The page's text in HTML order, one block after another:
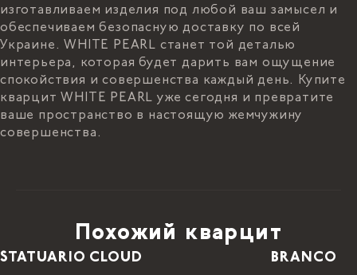
изготавливаем изделия под любой ваш замысел и
обеспечиваем безопасную доставку по всей
Украине. WHITE PEARL станет той деталью
интерьера, которая будет дарить вам ощущение
спокойствия и совершенства каждый день. Купите
кварцит WHITE PEARL уже сегодня и превратите
ваше пространство в настоящую жемчужину
совершенства.
Похожий кварцит
STATUARIO CLOUD BRANCO